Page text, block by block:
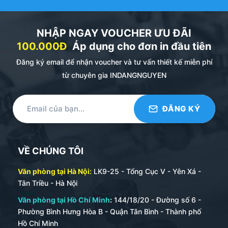
– Sổ tay A5 (ĐƯỢC ƯA CHUỘNG NHẤT) : 14.5×20.5
cm
bìa sổ da bằng da thật , da Pu, Da Simili.
+ In logo lên bìa sổ : Ép nhũ, Ép nhiệt, Khắc Laser hay
+ Ruột sổ :Cung cấp các thông tin về ruột sổ như :
ruột bao nhiêu trang (80 – 100 -120 – 200 trang). In
mấy trang màu, có in logo lên các trang ruột không ?
Quy Trình Đặt Sản Xuất Sổ Tay
NHẬP NGAY VOUCHER ƯU ĐÃI
100.000Đ Áp dụng cho đơn in đầu tiên
Đăng ký email để nhận voucher và tư vấn thiết kế miễn phí
từ chuyên gia INDANGNGUYEN
VỀ CHÚNG TÔI
Văn phòng tại Hà Nội: LK9-25 - Tổng Cục V - Yên Xá -
Tân Triều - Hà Nội
Văn phòng tại Hồ Chí Minh: 144/18/20 - Đường số 6 -
Phường Bình Hưng Hòa B - Quận Tân Bình - Thành phố
Hồ Chí Minh